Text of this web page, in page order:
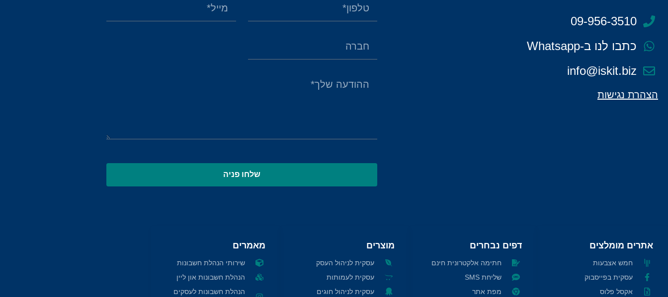
09-956-3510
כתבו לנו ב-Whatsapp
info@iskit.biz
הצהרת נגישות
שלחו פניה
אתרים מומלצים
חמש אצבעות
עסקית בפייסבוק
אקסל פלוס
דפים נבחרים
חתימה אלקטרונית חינם
שליחת SMS
מפת אתר
מוצרים
עסקית לניהול העסק
עסקית לעמותות
עסקית לניהול חוגים
מאמרים
שירותי הנהלת חשבונות
הנהלת חשבונות און ליין
הנהלת חשבונות לעסקים